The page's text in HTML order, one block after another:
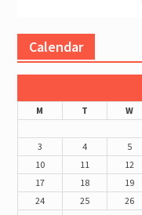
Calendar
M T W
3
4 5
10
11 12
17
18 19
24
25 26